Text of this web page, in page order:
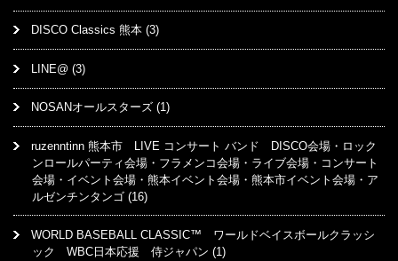
DISCO Classics 熊本 (3)
LINE@ (3)
NOSANオールスターズ (1)
ruzenntinn 熊本市 LIVE コンサート バンド DISCO会場・ロック
ンロールパーティ会場・フラメンコ会場・ライブ会場・コンサート
会場・イベント会場・熊本イベント会場・熊本市イベント会場・ア
ルゼンチンタンゴ (16)
WORLD BASEBALL CLASSIC™ ワールドベイスボールクラッシ
ック WBC日本応援 侍ジャパン (1)